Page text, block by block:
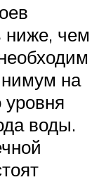
ниже, чем
на
воды.